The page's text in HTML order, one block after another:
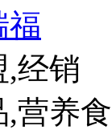
福
,经销
营养